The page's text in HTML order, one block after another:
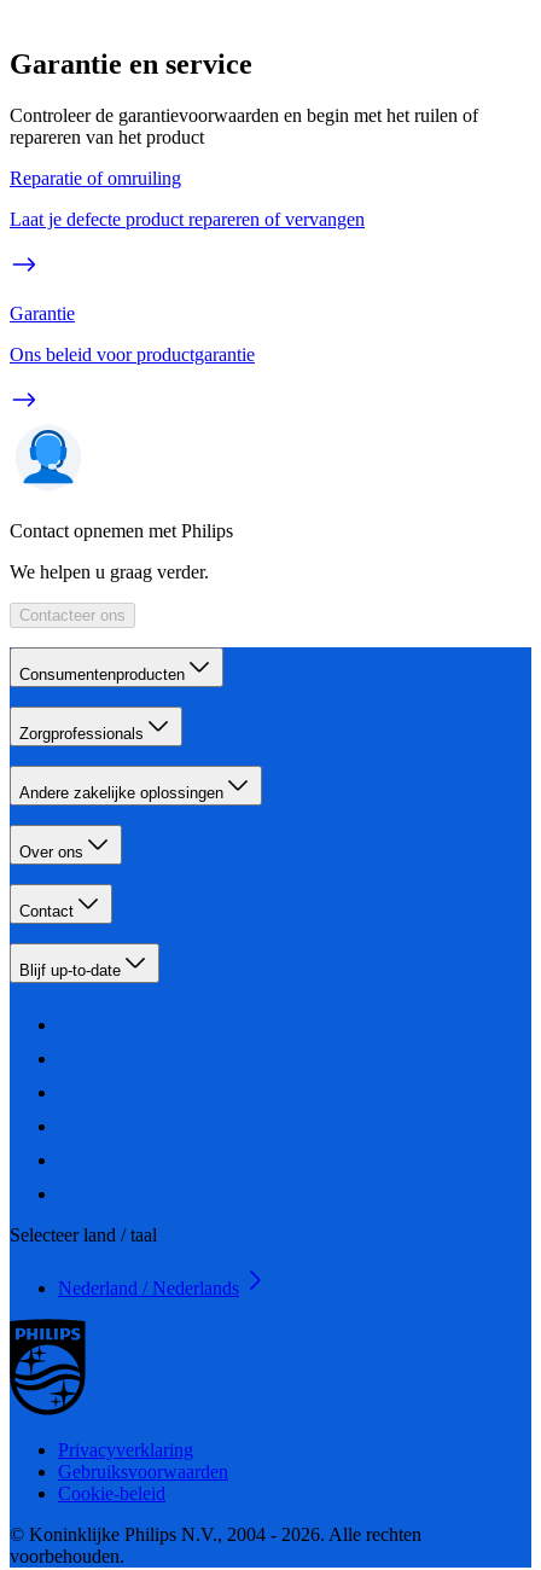
Garantie en service
Controleer de garantievoorwaarden en begin met het ruilen of
repareren van het product
Reparatie of omruiling
Laat je defecte product repareren of vervangen
Garantie
Ons beleid voor productgarantie
Contact opnemen met Philips
We helpen u graag verder.
Contacteer ons
Consumentenproducten
Zorgprofessionals
Andere zakelijke oplossingen
Over ons
Contact
Blijf up-to-date
Selecteer land / taal
Nederland / Nederlands
Privacyverklaring
Gebruiksvoorwaarden
Cookie-beleid
© Koninklijke Philips N.V., 2004 - 2026. Alle rechten
voorbehouden.